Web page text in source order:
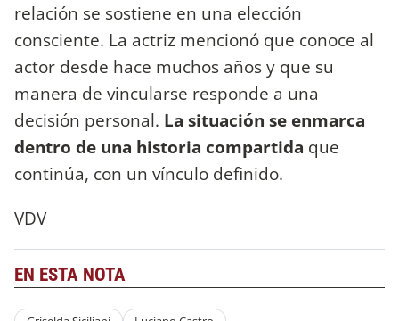
relación se sostiene en una elección
consciente. La actriz mencionó que conoce al
actor desde hace muchos años y que su
manera de vincularse responde a una
decisión personal. La situación se enmarca
dentro de una historia compartida que
continúa, con un vínculo definido.
VDV
EN ESTA NOTA